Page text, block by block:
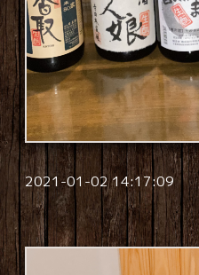
2021-01-02 14:17:09